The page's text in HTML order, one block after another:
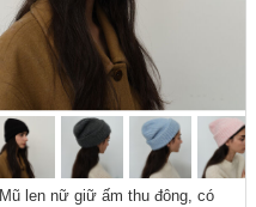
Mũ len nữ giữ ấm thu đông, có